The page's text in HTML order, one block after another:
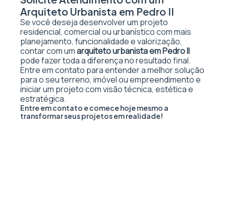
Arquiteto Urbanista em Pedro II
Se você deseja desenvolver um projeto
residencial, comercial ou urbanístico com mais
planejamento, funcionalidade e valorização,
contar com umarquiteto urbanista em Pedro II
pode fazer toda a diferença no resultado final.
Entre em contato para entender a melhor solução
para o seu terreno, imóvel ou empreendimento e
iniciar um projeto com visão técnica, estética e
estratégica.
Entre em contato e comece hoje mesmo a
transformar seus projetos em realidade!